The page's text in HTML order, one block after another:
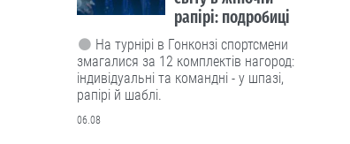
рапірі: подробиці
На турнірі в Гонконзі спортсмени
змагалися за 12 комплектів нагород:
індивідуальні та командні - у шпазі,
рапірі й шаблі.
06.08